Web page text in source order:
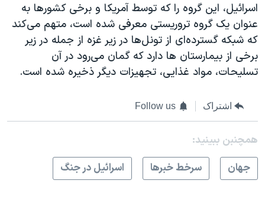
اسرائیل، این گروه را که توسط آمریکا و برخی‌ کشورها به
عنوان یک گروه تروریستی معرفی شده است، متهم می‌کند
که شبکه گسترده‌ای از تونل‌ها در زیر غزه از جمله در زیر
برخی از بیمارستان ها دارد که گمان می‌رود در آن
تسلیحات، مواد غذایی، تجهیزات دیگر ذخیره شده است.
اشتراک Follow us
همچنبن ببینید:
جهان
سرخط خبرها اسرائیل در جنگ